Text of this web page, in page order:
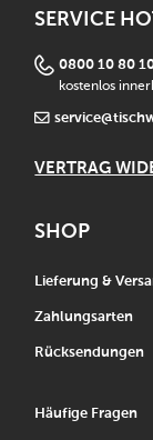
SERVICE
0800 10 80
kostenlos
VERTRAG
SHOP
Lieferung &
Zahlungsarten
Rücksendungen
Häufige Fragen